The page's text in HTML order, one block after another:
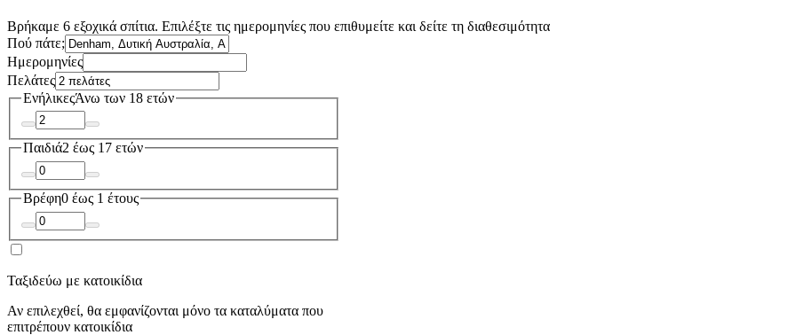
Βρήκαμε 6 εξοχικά σπίτια. Επιλέξτε τις ημερομηνίες που επιθυμείτε και δείτε τη διαθεσιμότητα
Πού πάτε;
Ημερομηνίες
Πελάτες
ΕνήλικεςΆνω των 18 ετών
Παιδιά2 έως 17 ετών
Βρέφη0 έως 1 έτους
Ταξιδεύω με κατοικίδια
Αν επιλεχθεί, θα εμφανίζονται μόνο τα καταλύματα που
επιτρέπουν κατοικίδια